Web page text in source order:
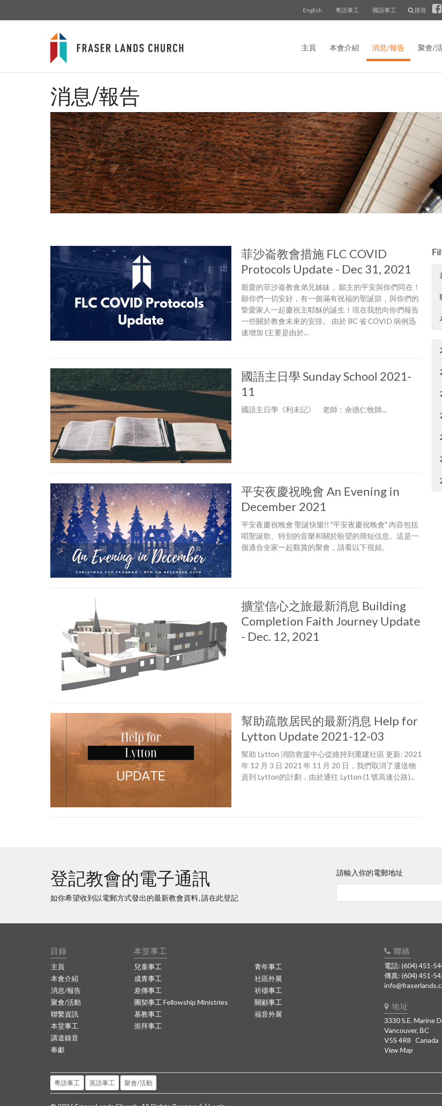
English 粵語事工 國語事工 搜尋
主頁 本會介紹 消息/報告 聚會/
消息/報告
菲沙崙教會措施 FLC COVID
Protocols Update - Dec 31, 2021
親愛的菲沙崙教會弟兄姊妹， 願主的平安與你們同在！
願你們一切安好，有一個滿有祝福的聖誕節，與你們的
摯愛家人一起慶祝主耶穌的誕生！現在我想向你們報告
一些關於教會未來的安排。 由於 BC 省 COVID 病例迅
速增加 (主要是由於...
國語主日學 Sunday School 2021-
11
國語主日學《利未記》 老師：余德仁牧師...
平安夜慶祝晚會 An Evening in
December 2021
平安夜慶祝晚會 聖誕快樂!! "平安夜慶祝晚會" 內容包括
唱聖誕歌、特別的音樂和關於盼望的簡短信息。這是一
個適合全家一起觀賞的聚會，請看以下視頻。
擴堂信心之旅最新消息 Building
Completion Faith Journey Update
- Dec. 12, 2021
幫助疏散居民的最新消息 Help for
Lytton Update 2021-12-03
幫助 Lytton 消防救援中心從維持到重建社區 更新: 2021
年 12 月 3 日 2021 年 11 月 20 日，我們取消了運送物
資到 Lytton的計劃，由於通往 Lytton (1 號高速公路)...
登記教會的電子通訊
如你希望收到以電郵方式發出的最新教會資料, 請在此登記
請輸入你的電郵地址
目錄
主頁
本會介紹
消息/報告
聚會/活動
聯繫資訊
本堂事工
講道錄音
奉獻
本堂事工
兒童事工
青年事工
成青事工
社區外展
差傳事工
祈禱事工
團契事工 Fellowship Ministries
關顧事工
基教事工
福音外展
崇拜事工
聯絡
電話: (604) 451-
傳真: (604) 451-
地址
3330 S.E. Marine
Vancouver, BC
V5S 4R8 Canada
View Map
粵語事工 英語事工 聚會/活動